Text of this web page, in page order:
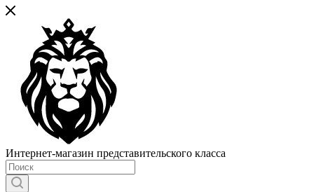
Интернет-магазин представительского класса